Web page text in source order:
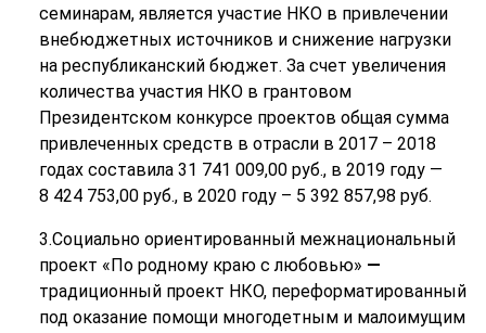
семинарам,является участие НКО в привлечении
внебюджетных источников и снижение нагрузки
на республиканский бюджет. За счет увеличения
количества участия НКО в грантовом
Президентском конкурсе проектов общая сумма
привлеченных средств в отрасли в 2017 – 2018
годах составила 31 741 009,00 руб., в 2019 году —
8 424 753,00 руб., в 2020 году – 5 392 857,98 руб.
3.Социально ориентированный межнациональный
проект «По родному краю с любовью» —
традиционный проект НКО, переформатированный
под оказание помощи многодетным и малоимущим